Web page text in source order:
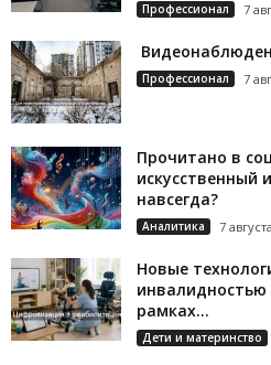
Профессионал 7
Профессионал 7
Прочитано в
искусственный
навсегда?
Аналитика 7
Новые
инвалидностью
рамках...
Дети и материнство